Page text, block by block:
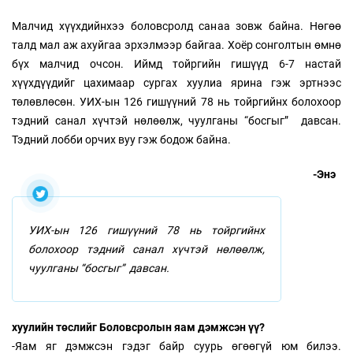
Малчид хүүхдийнхээ боловсролд санаа зовж байна. Нөгөө
талд мал аж ахуйгаа эрхэлмээр байгаа. Хоёр сонголтын өмнө
бүх малчид очсон. Иймд тойргийн гишүүд 6-7 настай
хүүхдүүдийг цахимаар сургах хуулиа ярина гэж эртнээс
төлөвлөсөн. УИХ-ын 126 гишүүний 78 нь тойргийнх болохоор
тэдний санал хүчтэй нөлөөлж, чуулганы “босгыг” давсан.
Тэдний лобби орчих вуу гэж бодож байна.
УИХ-ын 126 гишүүний 78 нь тойргийнх
болохоор тэдний санал хүчтэй нөлөөлж,
чуулганы “босгыг” давсан.
-Энэ
хуулийн төслийг Боловсролын яам дэмжсэн үү?
-Яам яг дэмжсэн гэдэг байр суурь өгөөгүй юм билээ.